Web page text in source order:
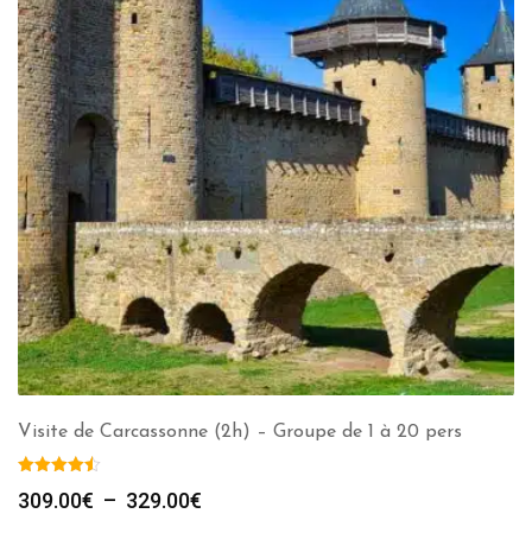
Visite de Carcassonne (2h) – Groupe de 1 à 20 pers
309.00€ – 329.00€